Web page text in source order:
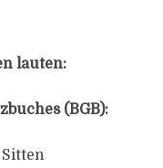
lauten:
(BGB):